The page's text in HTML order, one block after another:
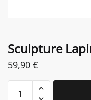
Sculpture
59,90 €